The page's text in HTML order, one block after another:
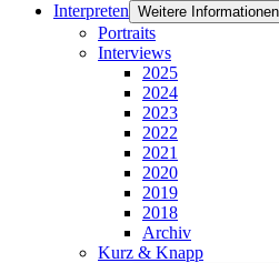
Interpreten Weitere
Portraits
Interviews
2025
2024
2023
2022
2021
2020
2019
2018
Archiv
Kurz & Knapp